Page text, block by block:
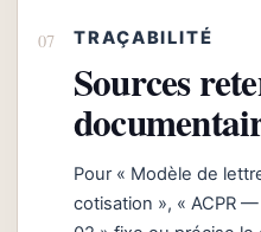
TRAÇABILITÉ
Sources
Pour « Modèle de
cotisation », « ACPR